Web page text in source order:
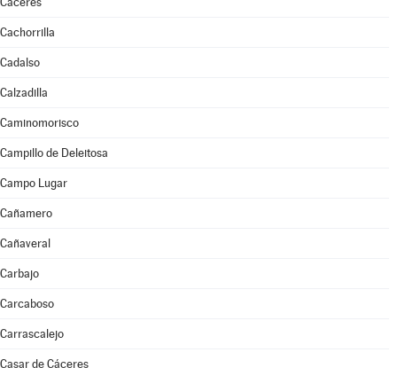
Cachorrilla
Cadalso
Calzadilla
Caminomorisco
Campillo de Deleitosa
Campo Lugar
Cañamero
Cañaveral
Carbajo
Carcaboso
Carrascalejo
Casar de Cáceres